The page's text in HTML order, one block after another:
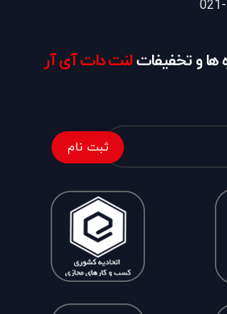
ها و تخفیفاتلنت دات آی آر
ثبت نام